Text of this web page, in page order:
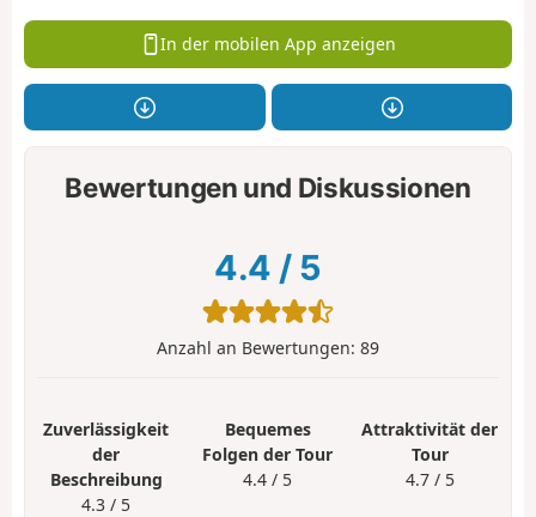
In der mobilen App anzeigen
Bewertungen und Diskussionen
4.4 / 5
Anzahl an Bewertungen: 89
Zuverlässigkeit
der
Beschreibung
4.3 / 5
Bequemes
Folgen der Tour
4.4 / 5
Attraktivität der
Tour
4.7 / 5